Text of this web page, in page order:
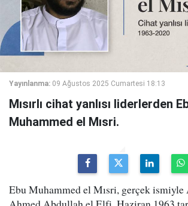
Yayınlanma: 09 Ağustos 2025 Cumartesi 18:13
Mısırlı cihat yanlısı liderlerden
Muhammed el Mısri.
Ebu Muhammed el Mısri, gerçek